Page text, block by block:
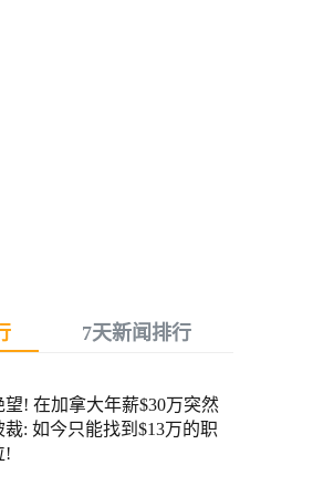
7天新闻排行
望! 在加拿大年薪$30万突然
裁: 如今只能找到$13万的职
!